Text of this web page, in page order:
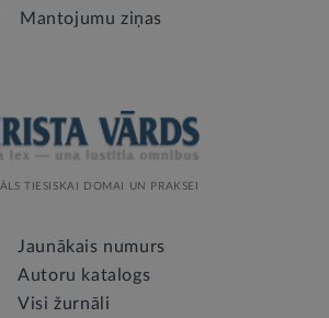
Mantojumu ziņas
TIESISKAI DOMAI UN PRAKSEI
Jaunākais numurs
Autoru katalogs
Visi žurnāli